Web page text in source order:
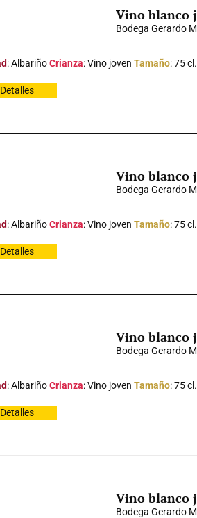
Vino blanco
Bodega Gerardo
: AlbariñoCrianza: Vino joven Tamaño: 75 cl.
Detalles
Vino blanco
Bodega Gerardo
: AlbariñoCrianza: Vino joven Tamaño: 75 cl.
Detalles
Vino blanco
Bodega Gerardo
: AlbariñoCrianza: Vino joven Tamaño: 75 cl.
Detalles
Vino blanco
Bodega Gerardo